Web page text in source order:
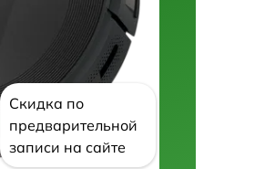
Скидка по
предварительной
записи на сайте